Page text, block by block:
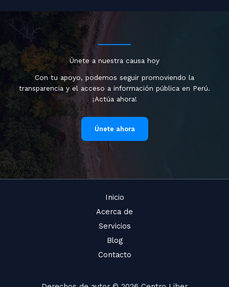
Únete a nuestra causa hoy
Con tu apoyo, podemos seguir promoviendo la
transparencia y el acceso a información pública en Perú.
¡Actúa ahora!
Únete ahora
Inicio
Acerca de
Servicios
Blog
Contacto